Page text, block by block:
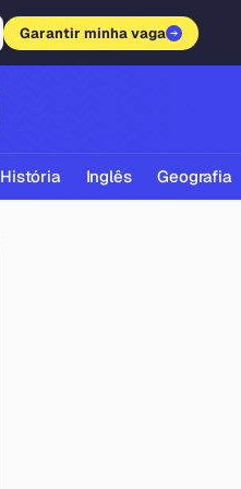
Garantir minha vaga
História Inglês Geografia